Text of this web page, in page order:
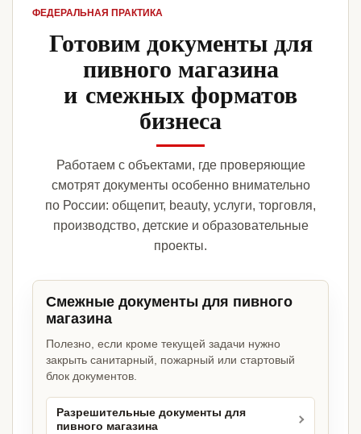
ФЕДЕРАЛЬНАЯ ПРАКТИКА
Готовим документы для
пивного магазина
и смежных форматов
бизнеса
Работаем с объектами, где проверяющие
смотрят документы особенно внимательно
по России: общепит, beauty, услуги, торговля,
производство, детские и образовательные
проекты.
Смежные документы для пивного
магазина
Полезно, если кроме текущей задачи нужно
закрыть санитарный, пожарный или стартовый
блок документов.
Разрешительные документы для
пивного магазина